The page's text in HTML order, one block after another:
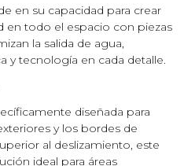
en su capacidad para crear
en todo el espacio con piezas
la salida de agua,
y tecnología en cada detalle.
diseñada para
y los bordes de
al deslizamiento, este
ideal para áreas